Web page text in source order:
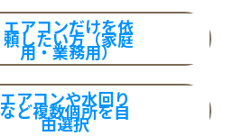
エアコンだけを依
頼したい方（家庭
用・業務用）
エアコンや水回り
など複数個所を自
由選択